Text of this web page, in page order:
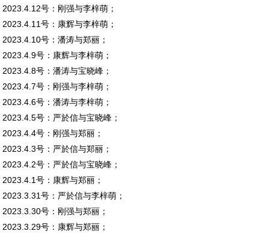
2023.4.12号：刚强与李梓萌；
2023.4.11号：康辉与李梓萌；
2023.4.10号：潘涛与郑丽；
2023.4.9号：康辉与李梓萌；
2023.4.8号：潘涛与宝晓峰；
2023.4.7号：刚强与李梓萌；
2023.4.6号：潘涛与李梓萌；
2023.4.5号：严於信与宝晓峰；
2023.4.4号：刚强与郑丽；
2023.4.3号：严於信与郑丽；
2023.4.2号：严於信与宝晓峰；
2023.4.1号：康辉与郑丽；
2023.3.31号：严於信与李梓萌；
2023.3.30号：刚强与郑丽；
2023.3.29号：康辉与郑丽；